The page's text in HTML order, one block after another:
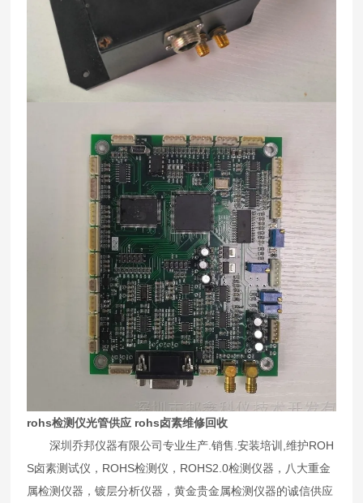
rohs检测仪光管供应 rohs卤素维修回收
深圳乔邦仪器有限公司专业生产.销售.安装培训,维护ROH
S卤素测试仪，ROHS检测仪，ROHS2.0检测仪器，八大重金
属检测仪器，镀层分析仪器，黄金贵金属检测仪器的诚信供应